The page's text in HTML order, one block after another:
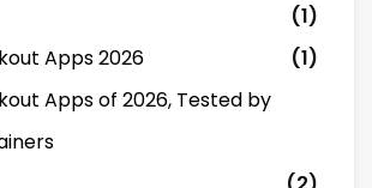
(1)
Apps 2026
(1)
Apps of 2026, Tested by